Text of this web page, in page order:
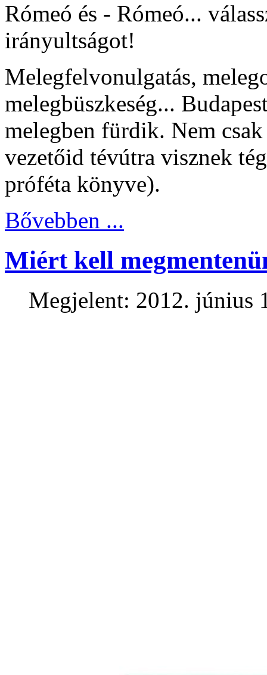
Rómeó és - Rómeó...
irányultságot!
Melegfelvonulgatás,
melegbüszkeség...
melegben fürdik. Nem
vezetőid tévútra visznek
próféta könyve).
Bővebben ...
Miért kell
Megjelent: 2012. június